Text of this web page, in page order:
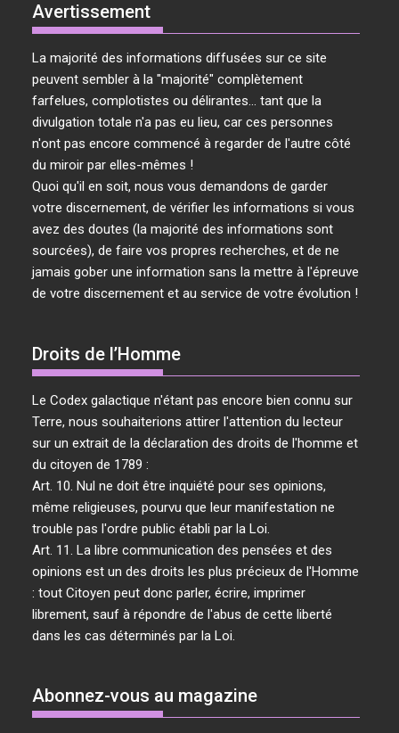
Avertissement
La majorité des informations diffusées sur ce site
peuvent sembler à la "majorité" complètement
farfelues, complotistes ou délirantes... tant que la
divulgation totale n'a pas eu lieu, car ces personnes
n'ont pas encore commencé à regarder de l'autre côté
du miroir par elles-mêmes !
Quoi qu'il en soit, nous vous demandons de garder
votre discernement, de vérifier les informations si vous
avez des doutes (la majorité des informations sont
sourcées), de faire vos propres recherches, et de ne
jamais gober une information sans la mettre à l'épreuve
de votre discernement et au service de votre évolution !
Droits de l’Homme
Le Codex galactique n'étant pas encore bien connu sur
Terre, nous souhaiterions attirer l'attention du lecteur
sur un extrait de la déclaration des droits de l'homme et
du citoyen de 1789 :
Art. 10. Nul ne doit être inquiété pour ses opinions,
même religieuses, pourvu que leur manifestation ne
trouble pas l'ordre public établi par la Loi.
Art. 11. La libre communication des pensées et des
opinions est un des droits les plus précieux de l'Homme
: tout Citoyen peut donc parler, écrire, imprimer
librement, sauf à répondre de l'abus de cette liberté
dans les cas déterminés par la Loi.
Abonnez-vous au magazine